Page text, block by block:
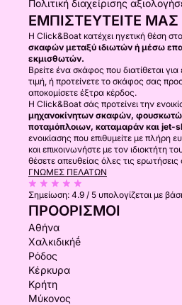
Πολιτική διαχείρισης
ΕΜΠΙΣΤΕΥΤΕΊΤΕ ΜΑΣ
Η Click&Boat κατέχει ηγετική θέση
σκαφών μεταξύ ιδιωτών ή μέσω
εκμισθωτών.
Βρείτε ένα σκάφος που διατίθεται
τιμή, ή προτείνετε το σκάφος σας
αποκομίσετε έξτρα κέρδος.
Η Click&Boat σάς προτείνει την
μηχανοκίνητων σκαφών,
ποταμόπλοιων, καταμαράν και jet-
ενοικίασης που επιθυμείτε με πλήρη
και επικοινωνήστε με τον ιδιοκτήτη
θέσετε απευθείας όλες τις ερωτήσεις
ΓΝΏΜΕΣ ΠΕΛΑΤΏΝ
Σημείωση: 4.9 / 5 υπολογίζεται με
ΠΡΟΟΡΙΣΜΟΊ
Αθήνα
Χαλκιδικήḗ
Ρόδος
Κέρκυρα
Κρήτη
Μύκονος